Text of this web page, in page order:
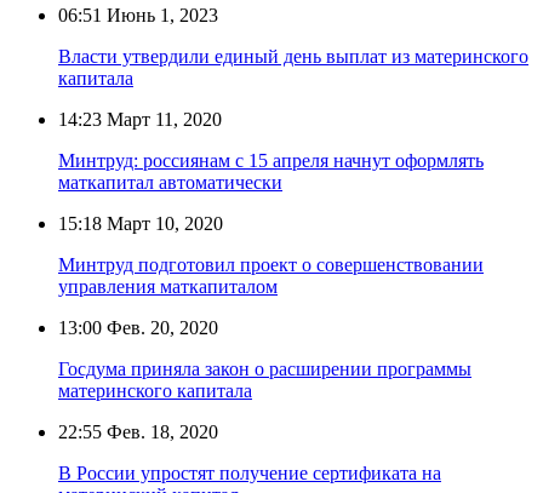
06:51 Июнь 1, 2023
Власти утвердили единый день выплат из материнского
капитала
14:23 Март 11, 2020
Минтруд: россиянам с 15 апреля начнут оформлять
маткапитал автоматически
15:18 Март 10, 2020
Минтруд подготовил проект о совершенствовании
управления маткапиталом
13:00 Фев. 20, 2020
Госдума приняла закон о расширении программы
материнского капитала
22:55 Фев. 18, 2020
В России упростят получение сертификата на